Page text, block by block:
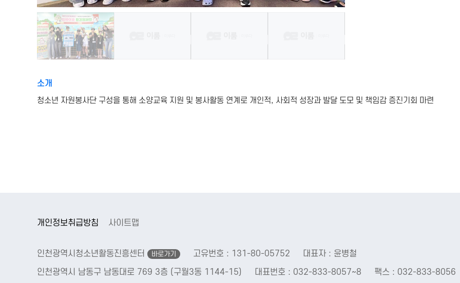
소개
청소년 자원봉사단 구성을 통해 소양교육 지원 및 봉사활동 연계로 개인적, 사회적 성장과 발달 도모 및 책임감 증진기회 마련
개인정보취급방침 사이트맵
인천광역시청소년활동진흥센터 바로가기 고유번호 : 131-80-05752
대표자 : 윤병철
인천광역시 남동구 남동대로 769 3층 (구월3동 1144-15)
대표번호 : 032-833-8057~8 팩스 : 032-833-8056